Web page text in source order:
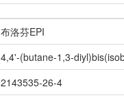
布洛芬EPI
4,4'-(butane-1,3-
2143535-26-4